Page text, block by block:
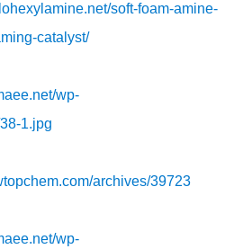
soft-foam-amine-
catalyst/
wp-
1.jpg
archives/39723
wp-